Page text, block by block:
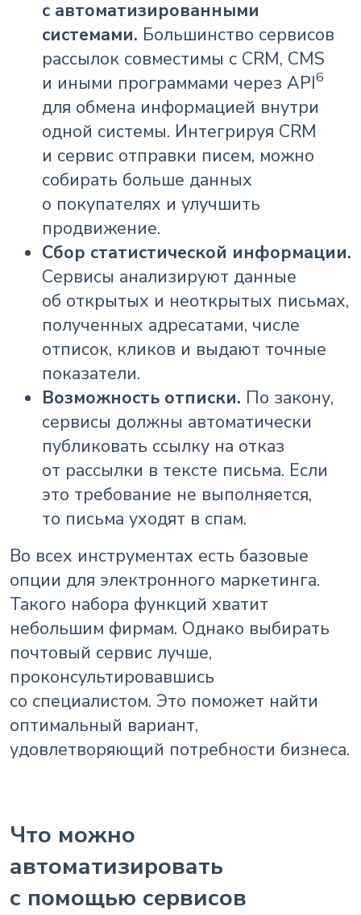
с автоматизированными
системами. Большинство сервисов
рассылок совместимы с CRM, CMS
и иными программами через API6
для обмена информацией внутри
одной системы. Интегрируя CRM
и сервис отправки писем, можно
собирать больше данных
о покупателях и улучшить
продвижение.
Сбор статистической информации.
Сервисы анализируют данные
об открытых и неоткрытых письмах,
полученных адресатами, числе
отписок, кликов и выдают точные
показатели.
Возможность отписки. По закону,
сервисы должны автоматически
публиковать ссылку на отказ
от рассылки в тексте письма. Если
это требование не выполняется,
то письма уходят в спам.
Во всех инструментах есть базовые
опции для электронного маркетинга.
Такого набора функций хватит
небольшим фирмам. Однако выбирать
почтовый сервис лучше,
проконсультировавшись
со специалистом. Это поможет найти
оптимальный вариант,
удовлетворяющий потребности бизнеса.
Что можно
автоматизировать
с помощью сервисов